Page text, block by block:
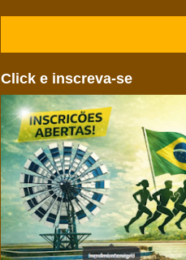
Click e inscreva-se